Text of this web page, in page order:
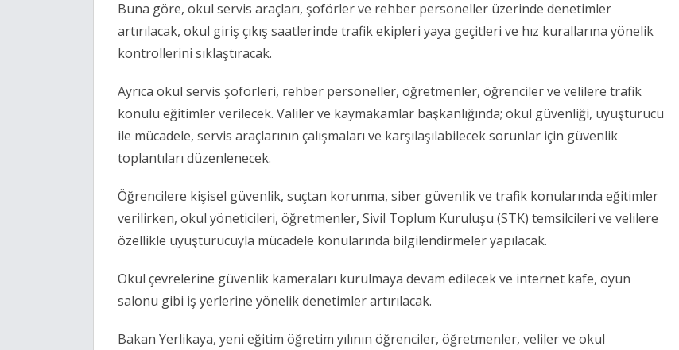
Buna göre, okul servis araçları, şoförler ve rehber personeller üzerinde denetimler
artırılacak, okul giriş çıkış saatlerinde trafik ekipleri yaya geçitleri ve hız kurallarına yönelik
kontrollerini sıklaştıracak.
Ayrıca okul servis şoförleri, rehber personeller, öğretmenler, öğrenciler ve velilere trafik
konulu eğitimler verilecek. Valiler ve kaymakamlar başkanlığında; okul güvenliği, uyuşturucu
ile mücadele, servis araçlarının çalışmaları ve karşılaşılabilecek sorunlar için güvenlik
toplantıları düzenlenecek.
Öğrencilere kişisel güvenlik, suçtan korunma, siber güvenlik ve trafik konularında eğitimler
verilirken, okul yöneticileri, öğretmenler, Sivil Toplum Kuruluşu (STK) temsilcileri ve velilere
özellikle uyuşturucuyla mücadele konularında bilgilendirmeler yapılacak.
Okul çevrelerine güvenlik kameraları kurulmaya devam edilecek ve internet kafe, oyun
salonu gibi iş yerlerine yönelik denetimler artırılacak.
Bakan Yerlikaya, yeni eğitim öğretim yılının öğrenciler, öğretmenler, veliler ve okul